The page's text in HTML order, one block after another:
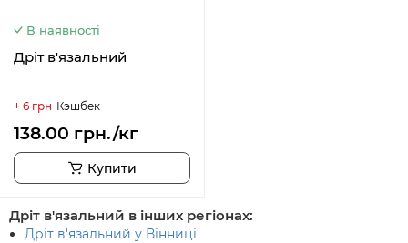
В наявності
Дріт в'язальний
+ 6 грн Кэшбек
138.00 грн./кг
Купити
Дріт в'язальний в інших регіонах:
Дріт в'язальний у Вінниці